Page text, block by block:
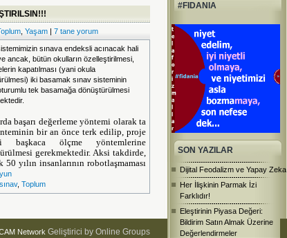
#FIDANIA
SON YAZILAR
Dijital Feodalizm ve Yapay Zeka
Her İlişkinin Parmak İzi
Farklıdır!
Eleştirinin Piyasa Değeri:
Bildirim Satın Almak Üzerine
Değerlendirmeler
Yaşam | 7 tane yorum
sınava endeksli acınacak hali
ancak, bütün okulların özelleştirilmesi,
kapatılması (yani okula
iki basamak sınav sisteminin
tek basamağa dönüştürülmesi
başarı değerleme yöntemi olarak ta
bir an önce terk edilip, proje
başkaca ölçme yöntemlerine
gerekmektedir. Aksi takdirde,
50 yılın insanlarının robotlaşmaması
sınav, Toplum
NetworkGeliştirici by Online Groups